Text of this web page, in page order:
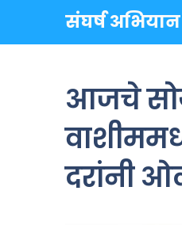
to
संघर्ष अभियान
आजचे
दरांनी